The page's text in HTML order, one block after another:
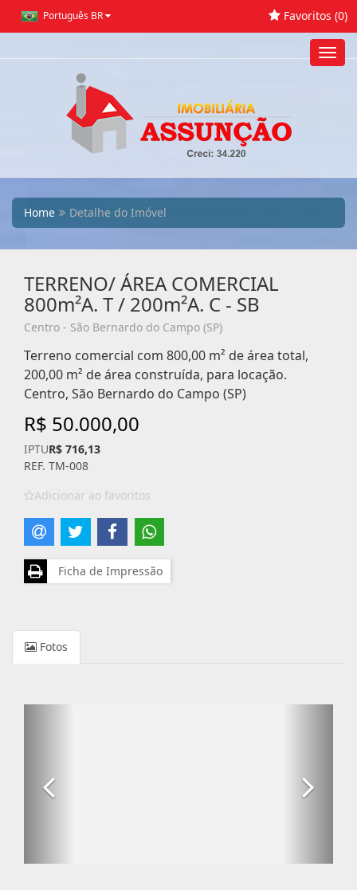
Português BR Favoritos (0)
Home Detalhe do Imóvel
TERRENO/ ÁREA COMERCIAL
800m²A. T / 200m²A. C - SB
Centro - São Bernardo do Campo (SP)
Terreno comercial com 800,00 m² de área total,
200,00 m² de área construída, para locação.
Centro, São Bernardo do Campo (SP)
R$ 50.000,00
IPTUR$ 716,13
REF. TM-008
Adicionar ao favoritos
Ficha de Impressão
Fotos